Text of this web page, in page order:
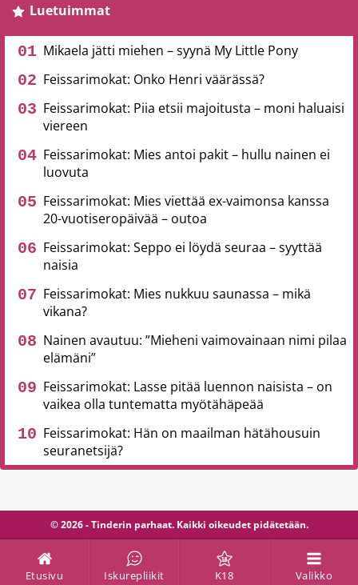
Etusivu Iskurepliikit K18 Valikko
Luetuimmat
Mikaela jätti miehen – syynä My Little Pony
Feissarimokat: Onko Henri väärässä?
Feissarimokat: Piia etsii majoitusta – moni haluaisi
viereen
Feissarimokat: Mies antoi pakit – hullu nainen ei
luovuta
Feissarimokat: Mies viettää ex-vaimonsa kanssa
20-vuotiseropäivää – outoa
Feissarimokat: Seppo ei löydä seuraa – syyttää
naisia
Feissarimokat: Mies nukkuu saunassa – mikä
vikana?
Nainen avautuu: ”Mieheni vaimovainaan nimi pilaa
elämäni”
Feissarimokat: Lasse pitää luennon naisista – on
vaikea olla tuntematta myötähäpeää
Feissarimokat: Hän on maailman hätähousuin
seuranetsijä?
© 2026 - Tinderin parhaat. Kaikki oikeudet pidätetään.